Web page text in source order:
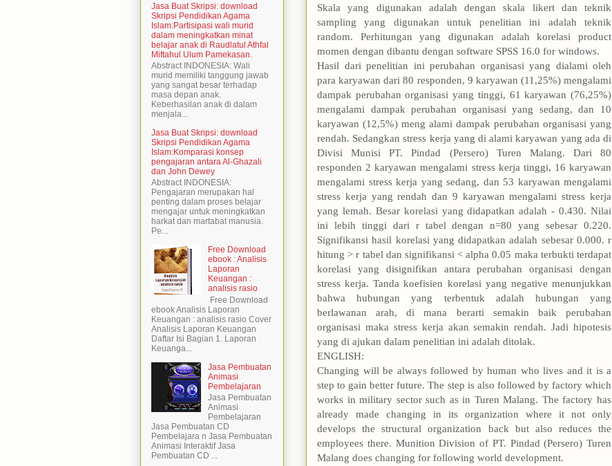
Skala yang digunakan adalah dengan skala likert dan teknik
sampling yang digunakan untuk penelitian ini adalah teknik
random. Perhitungan yang digunakan adalah korelasi product
momen dengan dibantu dengan software SPSS 16.0 for windows.
Hasil dari penelitian ini perubahan organisasi yang dialami oleh
para karyawan dari 80 responden, 9 karyawan (11,25%) mengalami
dampak perubahan organisasi yang tinggi, 61 karyawan (76,25%)
mengalami dampak perubahan organisasi yang sedang, dan 10
karyawan (12,5%) meng alami dampak perubahan organisasi yang
rendah. Sedangkan stress kerja yang di alami karyawan yang ada di
Divisi Munisi PT. Pindad (Persero) Turen Malang. Dari 80
responden 2 karyawan mengalami stress kerja tinggi, 16 karyawan
mengalami stress kerja yang sedang, dan 53 karyawan mengalami
stress kerja yang rendah dan 9 karyawan mengalami stress kerja
yang lemah. Besar korelasi yang didapatkan adalah - 0.430. Nilai
ini lebih tinggi dari r tabel dengan n=80 yang sebesar 0.220.
Signifikansi hasil korelasi yang didapatkan adalah sebesar 0.000. r
hitung > r tabel dan signifikansi < alpha 0.05 maka terbukti terdapat
korelasi yang disignifikan antara perubahan organisasi dengan
stress kerja. Tanda koefisien korelasi yang negative menunjukkan
bahwa hubungan yang terbentuk adalah hubungan yang
berlawanan arah, di mana berarti semakin baik perubahan
organisasi maka stress kerja akan semakin rendah. Jadi hipotesis
yang di ajukan dalam penelitian ini adalah ditolak.
ENGLISH:
Changing will be always followed by human who lives and it is a
step to gain better future. The step is also followed by factory which
works in military sector such as in Turen Malang. The factory has
already made changing in its organization where it not only
develops the structural organization back but also reduces the
employees there. Munition Division of PT. Pindad (Persero) Turen
Malang does changing for following world development.
Jasa Buat Skripsi: download
Skripsi Pendidikan Agama
Islam:Partisipasi wali murid
dalam meningkatkan minat
belajar anak di Raudlatul Athfal
Miftahul Ulum Pamekasan.
Abstract INDONESIA: Wali
murid memiliki tanggung jawab
yang sangat besar terhadap
masa depan anak.
Keberhasilan anak di dalam
menjala...
Jasa Buat Skripsi: download
Skripsi Pendidikan Agama
Islam:Komparasi konsep
pengajaran antara Al-Ghazali
dan John Dewey
Abstract INDONESIA:
Pengajaran merupakan hal
penting dalam proses belajar
mengajar untuk meningkatkan
harkat dan martabat manusia.
Pe...
Free Download
ebook : Analisis
Laporan
Keuangan :
analisis rasio
Free Download
ebook Analisis Laporan
Keuangan : analisis rasio Cover
Analisis Laporan Keuangan
Daftar Isi Bagian 1. Laporan
Keuanga...
Jasa Pembuatan
Animasi
Pembelajaran
Jasa Pembuatan
Animasi
Pembelajaran
Jasa Pembuatan CD
Pembelajara n Jasa Pembuatan
Animasi Interaktif Jasa
Pembuatan CD ...